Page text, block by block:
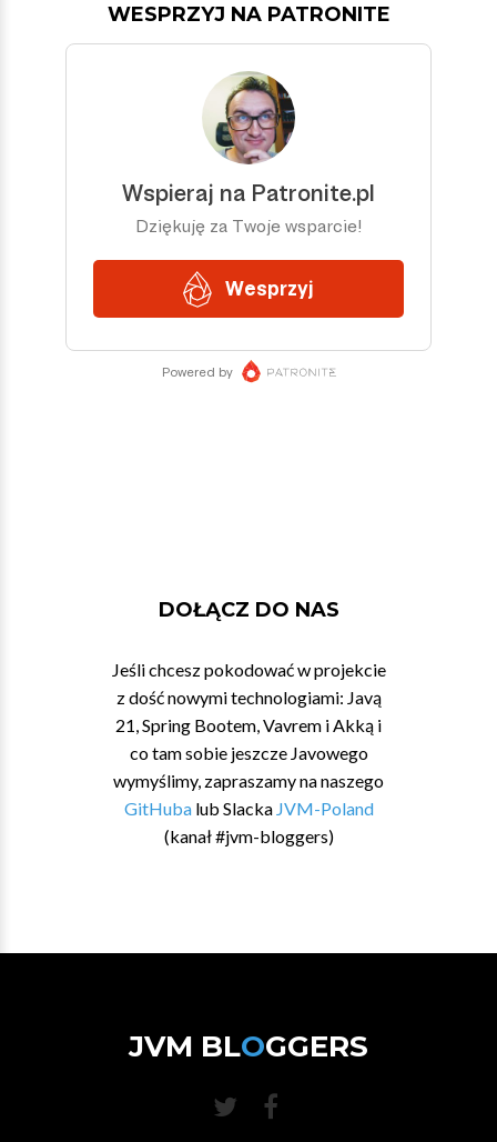
WESPRZYJ NA PATRONITE
DOŁĄCZ DO NAS
Jeśli chcesz pokodować w projekcie
z dość nowymi technologiami: Javą
21, Spring Bootem, Vavrem i Akką i
co tam sobie jeszcze Javowego
wymyślimy, zapraszamy na naszego
GitHubalub Slacka JVM-Poland
(kanał #jvm-bloggers)
JVM BLOGGERS